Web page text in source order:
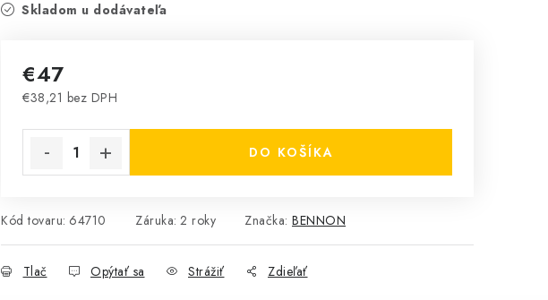
Skladom u dodávateľa
€47
€38,21 bez DPH
DO KOŠÍKA
Kód tovaru: 64710 Záruka: 2 roky Značka: BENNON
Tlač Opýtať sa Strážiť Zdieľať